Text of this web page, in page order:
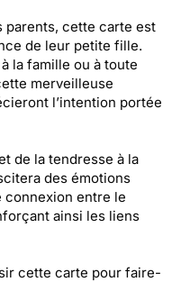
parents, cette carte est
de leur petite fille.
la famille ou à toute
merveilleuse
l’intention portée
de la tendresse à la
des émotions
connexion entre le
ainsi les liens
cette carte pour faire-